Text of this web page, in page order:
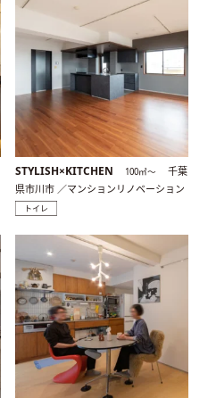
STYLISH×KITCHEN 100㎡〜
千葉
県市川市 ／マンションリノベーション
トイレ